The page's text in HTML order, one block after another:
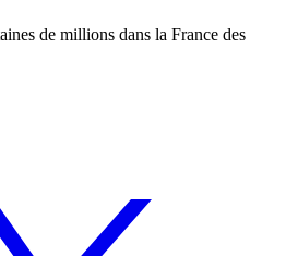
de millions dans la France des